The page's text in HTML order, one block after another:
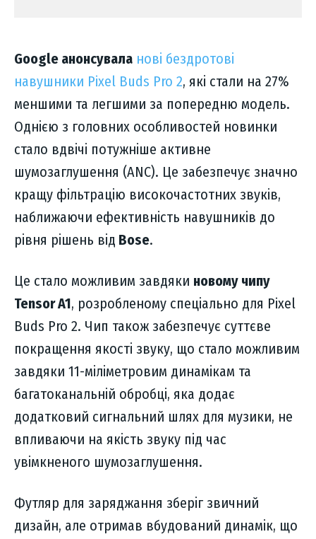
Google анонсувала нові бездротові
навушники Pixel Buds Pro 2, які стали на 27%
меншими та легшими за попередню модель.
Однією з головних особливостей новинки
стало вдвічі потужніше активне
шумозаглушення (ANC). Це забезпечує значно
кращу фільтрацію високочастотних звуків,
наближаючи ефективність навушників до
рівня рішень від Bose.
Це стало можливим завдяки новому чипу
Tensor A1, розробленому спеціально для Pixel
Buds Pro 2. Чип також забезпечує суттєве
покращення якості звуку, що стало можливим
завдяки 11-міліметровим динамікам та
багатоканальній обробці, яка додає
додатковий сигнальний шлях для музики, не
впливаючи на якість звуку під час
увімкненого шумозаглушення.
Футляр для заряджання зберіг звичний
дизайн, але отримав вбудований динамік, що